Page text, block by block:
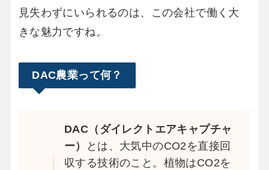
見失わずにいられるのは、この会社で働く大
きな魅力ですね。
DAC農業って何？
DAC（ダイレクトエアキャプチャ
ー）
とは、大気中のCO2を直接回
収する技術のこと。植物はCO2を